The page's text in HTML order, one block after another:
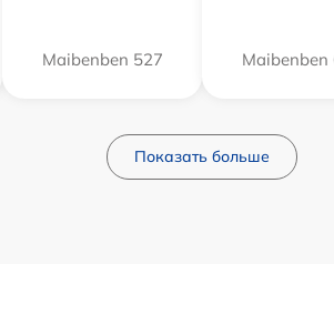
Maibenben 527 Maibenben
Показать больше